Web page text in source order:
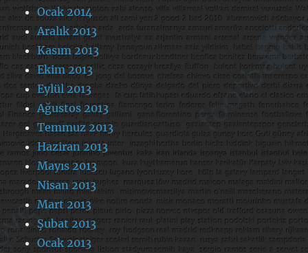
Ocak 2014
Aralık 2013
Kasım 2013
Ekim 2013
Eylül 2013
Ağustos 2013
Temmuz 2013
Haziran 2013
Mayıs 2013
Nisan 2013
Mart 2013
Şubat 2013
Ocak 2013